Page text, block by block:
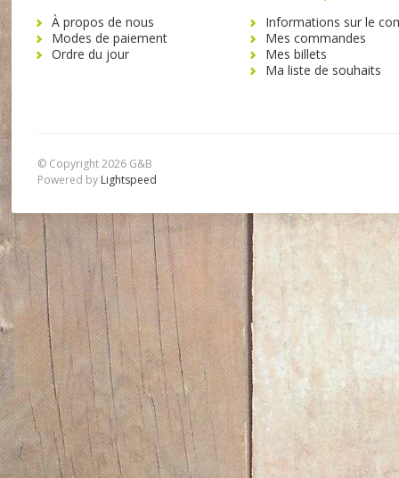
À propos de nous
Modes de paiement
Ordre du jour
Informations sur le
Mes commandes
Mes billets
Ma liste de souhaits
© Copyright 2026 G&B
Powered by Lightspeed